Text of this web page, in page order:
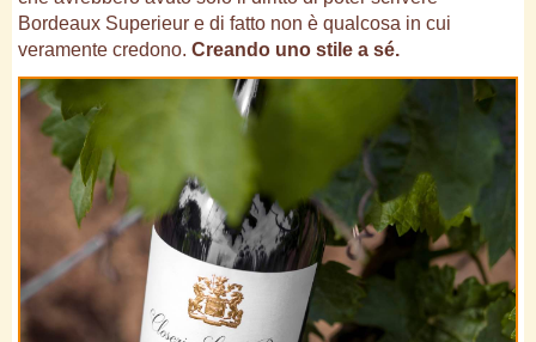
Bordeaux Superieur e di fatto non è qualcosa in cui
veramente credono. Creando uno stile a sé.